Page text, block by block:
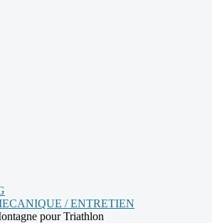
/ ENTRETIEN
pour Triathlon